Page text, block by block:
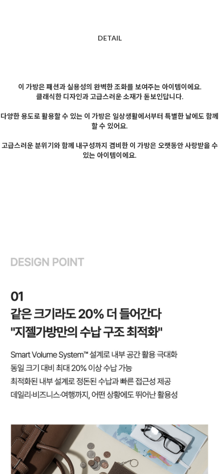
DETAIL
이 가방은 패션과 실용성의 완벽한 조화를 보여주는 아이템이에요.
클래식한 디자인과 고급스러운 소재가 돋보인답니다.
다양한 용도로 활용할 수 있는 이 가방은 일상생활에서부터 특별한 날에도 함께
할 수 있어요.
고급스러운 분위기와 함께 내구성까지 겸비한 이 가방은 오랫동안 사랑받을 수
있는 아이템이에요.